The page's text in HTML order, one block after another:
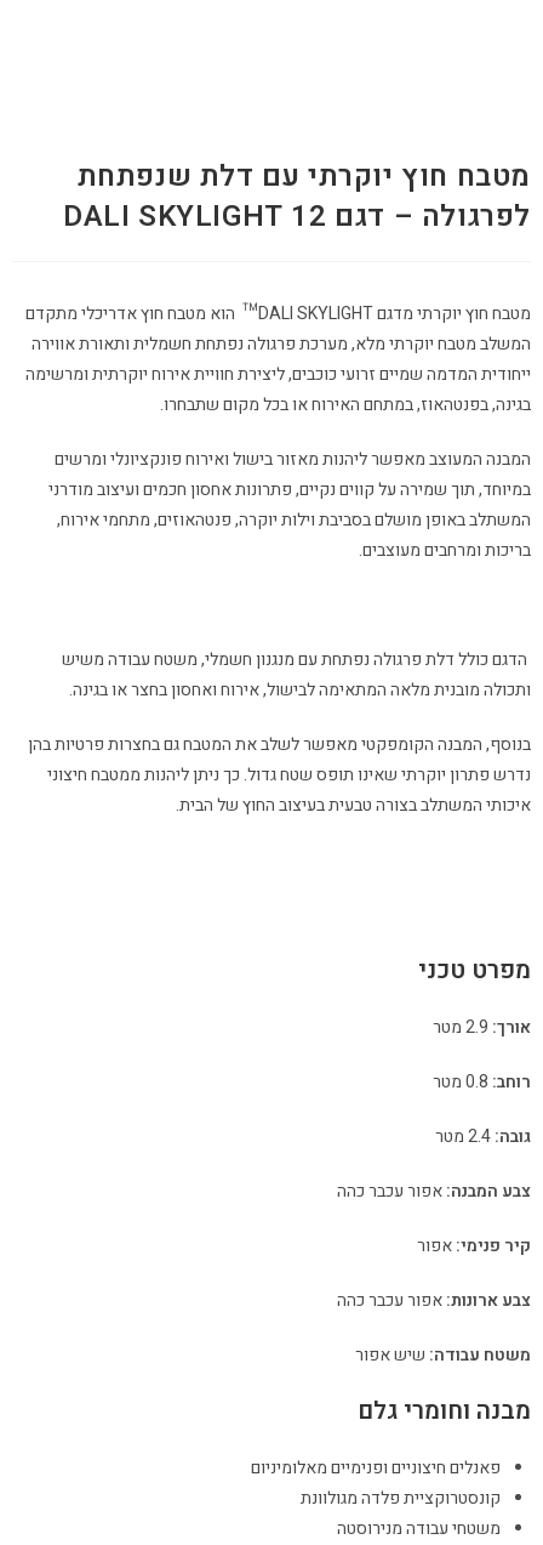
מטבח חוץ יוקרתי עם דלת שנפתחת
לפרגולה – דגם 12 DALI SKYLIGHT
מטבח חוץ יוקרתי מדגם DALI SKYLIGHT™ הוא מטבח חוץ אדריכלי מתקדם
המשלב מטבח יוקרתי מלא, מערכת פרגולה נפתחת חשמלית ותאורת אווירה
ייחודית המדמה שמיים זרועי כוכבים, ליצירת חוויית אירוח יוקרתית ומרשימה
בגינה, בפנטהאוז, במתחם האירוח או בכל מקום שתבחרו.
המבנה המעוצב מאפשר ליהנות מאזור בישול ואירוח פונקציונלי ומרשים
במיוחד, תוך שמירה על קווים נקיים, פתרונות אחסון חכמים ועיצוב מודרני
המשתלב באופן מושלם בסביבת וילות יוקרה, פנטהאוזים, מתחמי אירוח,
בריכות ומרחבים מעוצבים.
הדגם כולל דלת פרגולה נפתחת עם מנגנון חשמלי, משטח עבודה משיש
ותכולה מובנית מלאה המתאימה לבישול, אירוח ואחסון בחצר או בגינה.
בנוסף, המבנה הקומפקטי מאפשר לשלב את המטבח גם בחצרות פרטיות בהן
נדרש פתרון יוקרתי שאינו תופס שטח גדול. כך ניתן ליהנות ממטבח חיצוני
איכותי המשתלב בצורה טבעית בעיצוב החוץ של הבית.
מפרט טכני
אורך: 2.9 מטר
רוחב: 0.8 מטר
גובה:2.4 מטר
צבע המבנה:אפור עכבר כהה
קיר פנימי:אפור
צבע ארונות:אפור עכבר כהה
משטח עבודה: שיש אפור
מבנה וחומרי גלם
פאנלים חיצוניים ופנימיים מאלומיניום
קונסטרוקציית פלדה מגולוונת
משטחי עבודה מנירוסטה